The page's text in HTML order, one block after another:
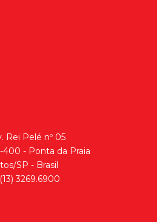
Rei Pelé nº 05
400 - Ponta da Praia
SP - Brasil
(13) 3269.6900